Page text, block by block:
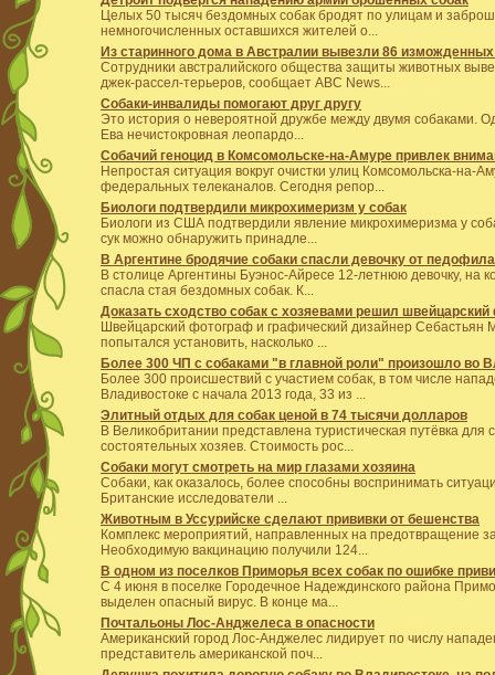
Целых 50 тысяч бездомных собак бродят по улицам и
немногочисленных оставшихся жителей о...
Из старинного дома в Австралии вывезли 86
Сотрудники австралийского общества защиты животных
джек-рассел-терьеров, сообщает ABC News...
Собаки-инвалиды помогают друг другу
Это история о невероятной дружбе между двумя собаками.
Ева нечистокровная леопардо...
Собачий геноцид в Комсомольске-на-Амуре привлек
Непростая ситуация вокруг очистки улиц Комсомольска-на-
федеральных телеканалов. Сегодня репор...
Биологи подтвердили микрохимеризм у собак
Биологи из США подтвердили явление микрохимеризма у
сук можно обнаружить принадле...
В Аргентине бродячие собаки спасли девочку от педофила
В столице Аргентины Буэнос-Айресе 12-летнюю девочку, на
спасла стая бездомных собак. К...
Доказать сходство собак с хозяевами решил
Швейцарский фотограф и графический дизайнер Себастьян
попытался установить, насколько ...
Более 300 ЧП с собаками "в главной роли" произошло во
Более 300 происшествий с участием собак, в том числе
Владивостоке с начала 2013 года, 33 из ...
Элитный отдых для собак ценой в 74 тысячи долларов
В Великобритании представлена туристическая путёвка
состоятельных хозяев. Стоимость рос...
Собаки могут смотреть на мир глазами хозяина
Собаки, как оказалось, более способны воспринимать
Британские исследователи ...
Животным в Уссурийске сделают прививки от бешенства
Комплекс мероприятий, направленных на предотвращение
Необходимую вакцинацию получили 124...
В одном из поселков Приморья всех собак по ошибке
С 4 июня в поселке Городечное Надеждинского района
выделен опасный вирус. В конце ма...
Почтальоны Лос-Анджелеса в опасности
Американский город Лос-Анджелес лидирует по числу
представитель американской поч...